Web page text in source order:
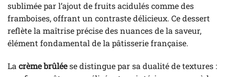
sublimée par l’ajout de fruits acidulés comme des
framboises, offrant un contraste délicieux. Ce dessert
reflète la maîtrise précise des nuances de la saveur,
élément fondamental de la pâtisserie française.
La crème brûléese distingue par sa dualité de textures :